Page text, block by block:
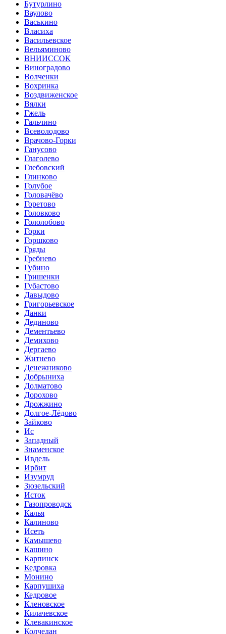
Бутурлино
Ваулово
Васькино
Власиха
Васильевское
Вельяминово
ВНИИССОК
Виноградово
Волченки
Вохринка
Воздвиженское
Вялки
Гжель
Гальчино
Всеволодово
Врачово-Горки
Ганусово
Глаголево
Глебовский
Глинково
Голубое
Головачёво
Горетово
Головково
Гололобово
Горки
Горшково
Гряды
Гребнево
Губино
Гришенки
Губастово
Давыдово
Григорьевское
Данки
Дединово
Дементьево
Демихово
Дергаево
Житнево
Денежниково
Добрыниха
Долматово
Дорохово
Дрожжино
Долгое-Лёдово
Зайково
Ис
Западный
Знаменское
Ивдель
Ирбит
Изумруд
Зюзельский
Исток
Газопроводск
Калья
Калиново
Исеть
Камышево
Кашино
Карпинск
Кедровка
Монино
Карпушиха
Кедровое
Кленовское
Килачевское
Клевакинское
Колчедан